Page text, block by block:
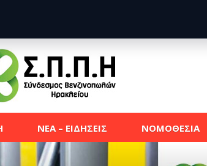
ΝΕΑ – ΕΙΔΗΣΕΙΣ ΝΟΜΟΘΕΣΙΑ